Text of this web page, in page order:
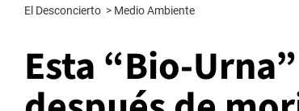
El Desconcierto > Medio Ambiente
Esta “Bio-